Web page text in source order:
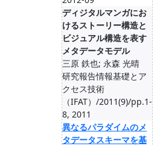
ディジタルマンガにお
けるストーリー構造と
ビジュアル構造を表す
メタデータモデル
三原 鉄也; 永森 光晴
研究報告情報基礎とア
クセス技術
（IFAT）/2011(9)/pp.1-
8, 2011
異なるパラダイムのメ
タデータスキーマを基